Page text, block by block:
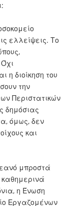
ελλείψεις. Το
η διοίκηση του
την
Περιστατικών
δημόσιας
όμως, δεν
και
μπροστά
καθημερινά
η Ένωση
Εργαζομένων